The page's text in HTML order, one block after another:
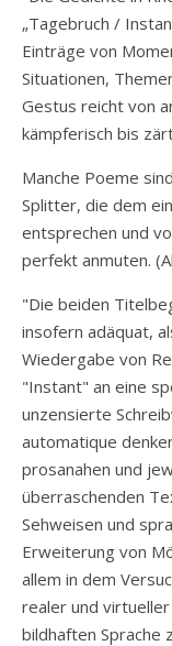
„Tagebruch /
Einträge von
Situationen,
Gestus reicht von
kämpferisch bis
Manche Poeme
Splitter, die dem
entsprechen und
perfekt anmuten.
"Die beiden
insofern adäquat,
Wiedergabe von
"Instant" an eine
unzensierte
automatique
prosanahen und
überraschenden
Sehweisen und
Erweiterung von
allem in dem
realer und virtueller
bildhaften Sprache